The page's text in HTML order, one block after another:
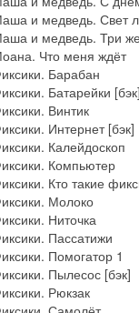
и медведь. Свет
и медведь. Три
Что меня ждёт
Барабан
Батарейки [бэк]
Винтик
Интернет [бэк]
Калейдоскоп
Компьютер
Кто такие
Молоко
Ниточка
Пассатижи
Помогатор 1
Пылесос [бэк]
Рюкзак